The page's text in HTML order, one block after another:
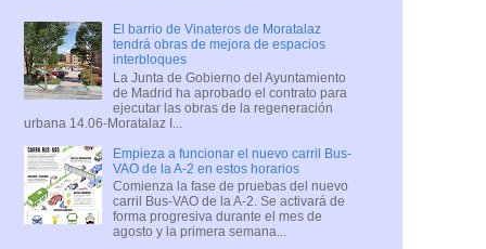
El barrio de Vinateros de Moratalaz
tendrá obras de mejora de espacios
interbloques
La Junta de Gobierno del Ayuntamiento
de Madrid ha aprobado el contrato para
ejecutar las obras de la regeneración
urbana 14.06-Moratalaz I...
Empieza a funcionar el nuevo carril Bus-
VAO de la A-2 en estos horarios
Comienza la fase de pruebas del nuevo
carril Bus-VAO de la A-2. Se activará de
forma progresiva durante el mes de
agosto y la primera semana...